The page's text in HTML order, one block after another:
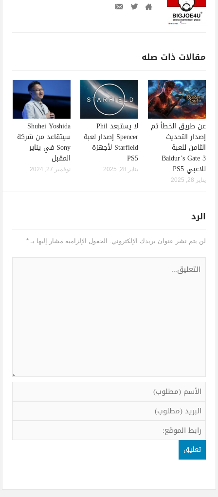
مقالات ذات صله
عن طريق الخطأ تم
إصدار التحديث
الثامن للعبة
Baldur’s Gate 3
للاعبي PS5
يناير 28, 2025
لا يستبعد Phil
Spencer إصدار لعبة
Starfield لأجهزة
PS5
يناير 28, 2025
Shuhei Yoshida
سيتقاعد من شركة
Sony في يناير
المقبل
نوفمبر 27, 2024
الرد
لن يتم نشر عنوان بريدك الإلكتروني. الحقول الإلزامية مشار إليها بـ*